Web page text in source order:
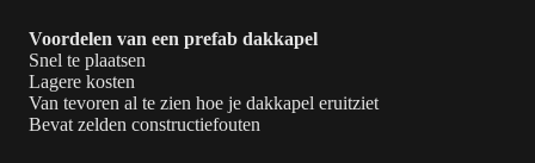
Voordelen van een prefab dakkapel
Snel te plaatsen
Lagere kosten
Van tevoren al te zien hoe je dakkapel eruitziet
Bevat zelden constructiefouten